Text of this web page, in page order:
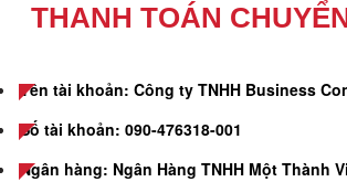
THANH TOÁN
Tên tài khoản: Công ty TNHH Business
Số tài khoản: 090-476318-001
Ngân hàng: Ngân Hàng TNHH Một Thành